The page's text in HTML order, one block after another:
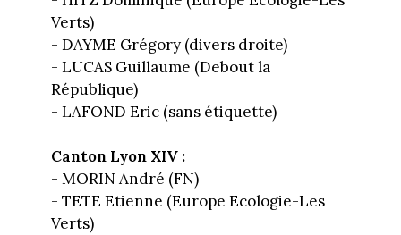
Verts)
- DAYME Grégory (divers droite)
- LUCAS Guillaume (Debout la
République)
- LAFOND Eric (sans étiquette)
Canton Lyon XIV :
- MORIN André (FN)
- TETE Etienne (Europe Ecologie-Les
Verts)